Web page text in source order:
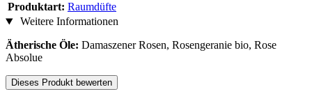
Produktart: Raumdüfte
Weitere Informationen
Ätherische Öle: Damaszener Rosen, Rosengeranie bio, Rose
Absolue
Dieses Produkt bewerten